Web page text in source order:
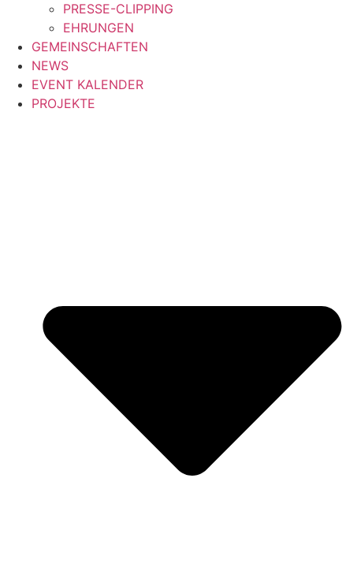
PRESSE-CLIPPING
EHRUNGEN
GEMEINSCHAFTEN
NEWS
EVENT KALENDER
PROJEKTE